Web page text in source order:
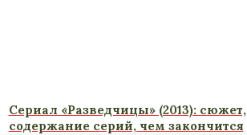
Сериал «Разведчицы» (2013): сюжет,
содержание серий, чем закончится